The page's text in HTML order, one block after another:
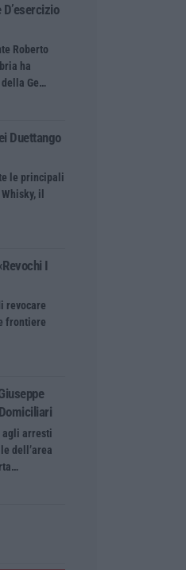
Roberto
ha
Ge…
Duettango
le principali
il
I
revocare
frontiere
agli arresti
dell’area